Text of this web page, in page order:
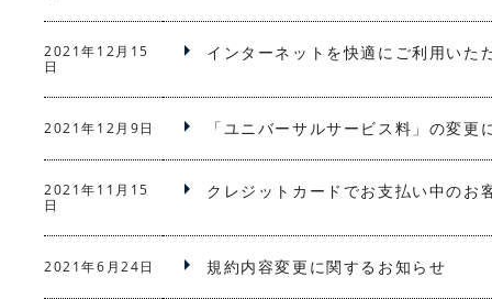
2021年12月15
日
インターネットを快適にご利用いた
2021年12月9日 「ユニバーサルサービス料」の変更
2021年11月15
日
クレジットカードでお支払い中のお
2021年6月24日 規約内容変更に関するお知らせ